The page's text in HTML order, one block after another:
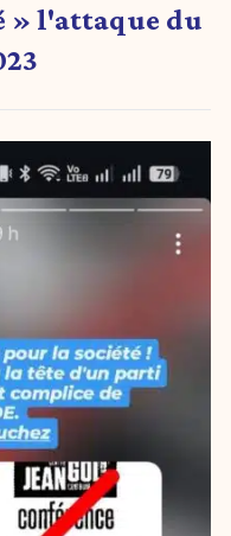
» l'attaque du